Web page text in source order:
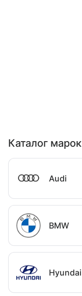
Каталог марок
Audi
BMW
Hyundai